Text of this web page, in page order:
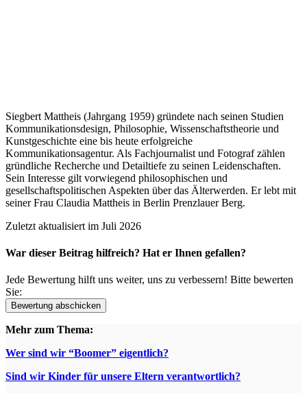
Siegbert Mattheis (Jahrgang 1959) gründete nach seinen Studien
Kommunikationsdesign, Philosophie, Wissenschaftstheorie und
Kunstgeschichte eine bis heute erfolgreiche
Kommunikationsagentur. Als Fachjournalist und Fotograf zählen
gründliche Recherche und Detailtiefe zu seinen Leidenschaften.
Sein Interesse gilt vorwiegend philosophischen und
gesellschaftspolitischen Aspekten über das Älterwerden. Er lebt mit
seiner Frau Claudia Mattheis in Berlin Prenzlauer Berg.
Zuletzt aktualisiert im Juli 2026
War dieser Beitrag hilfreich? Hat er Ihnen gefallen?
Jede Bewertung hilft uns weiter, uns zu verbessern! Bitte bewerten
Sie:
Mehr zum Thema:
Wer sind wir “Boomer” eigentlich?
Sind wir Kinder für unsere Eltern verantwortlich?